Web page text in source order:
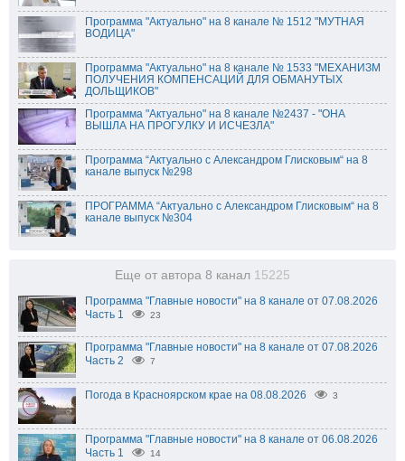
Программа "Актуально" на 8 канале № 1512 "МУТНАЯ
ВОДИЦА"
Программа "Актуально" на 8 канале № 1533 "МЕХАНИЗМ
ПОЛУЧЕНИЯ КОМПЕНСАЦИЙ ДЛЯ ОБМАНУТЫХ
ДОЛЬЩИКОВ"
Программа "Актуально" на 8 канале №2437 - "ОНА
ВЫШЛА НА ПРОГУЛКУ И ИСЧЕЗЛА"
Программа “Актуально с Александром Глисковым“ на 8
канале выпуск №298
ПРОГРАММА “Актуально с Александром Глисковым“ на 8
канале выпуск №304
Еще от автора 8 канал 15225
Программа "Главные новости" на 8 канале от 07.08.2026
Часть 1
23
Программа "Главные новости" на 8 канале от 07.08.2026
Часть 2
7
Погода в Красноярском крае на 08.08.2026 3
Программа "Главные новости" на 8 канале от 06.08.2026
Часть 1
14